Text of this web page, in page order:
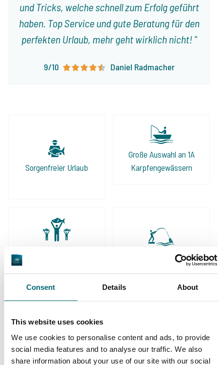
Consent Details About
This website uses cookies
We use cookies to personalise content and ads, to provide
social media features and to analyse our traffic. We also
share information about your use of our site with our social
und Tricks, welche schnell zum Erfolg geführt
haben. Top Service und gute Beratung für den
perfekten Urlaub, mehr geht wirklich nicht!
9/10 Daniel Radmacher
Sorgenfreier Urlaub
Große Auswahl an 1A
Karpfengewässern
Von und für
Diese Firmen sind Ihnen bereits
vorausgegangen!